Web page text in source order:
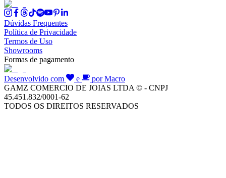
Dúvidas Frequentes
Política de Privacidade
Termos de Uso
Showrooms
Formas de pagamento
Desenvolvido com e
por Macro
GAMZ COMERCIO DE JOIAS LTDA © - CNPJ
45.451.832/0001-62
TODOS OS DIREITOS RESERVADOS